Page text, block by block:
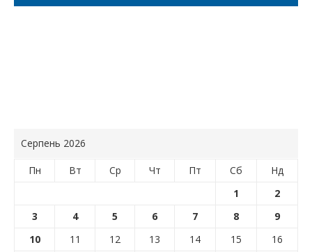
Серпень 2026
Пн Вт Ср Чт Пт Сб
Нд
1
2
3
4 5 6 7 8
9
10
11 12 13 14 15
16